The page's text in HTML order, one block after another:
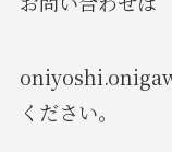
ください。